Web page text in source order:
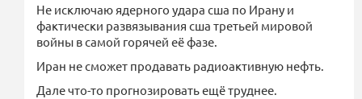
Не исключаю ядерного удара сша по Ирану и
фактически развязывания сша третьей мировой
войны в самой горячей её фазе.
Иран не сможет продавать радиоактивную нефть.
Дале что-то прогнозировать ещё труднее.